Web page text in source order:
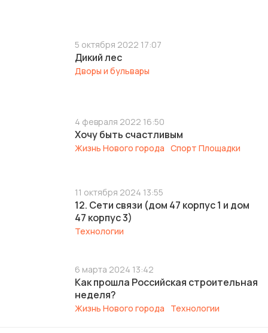
5 октября 2022 17:07
Дикий лес
Дворы и бульвары
4 февраля 2022 16:50
Хочу быть счастливым
Жизнь Нового города Спорт Площадки
11 октября 2024 13:55
12. Сети связи (дом 47 корпус 1 и дом
47 корпус 3)
Технологии
6 марта 2024 13:42
Как прошла Российская строительная
неделя?
Жизнь Нового города Технологии